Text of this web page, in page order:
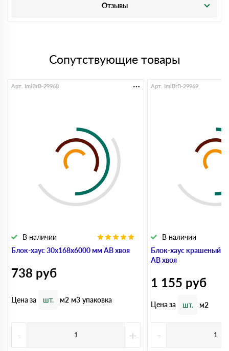
Отзывы
Сопутствующие товары
Блок-хаус 30x168x6000 мм АВ хвоя
В наличии
Арт. ImiBrB-29968
738 руб
Цена за шт. м2 м3 упаковка
- +
Блок-хаус крашеный
АВ хвоя
В наличии
Арт. ImiBrB-29969
1 155 руб
Цена за шт. м2
-